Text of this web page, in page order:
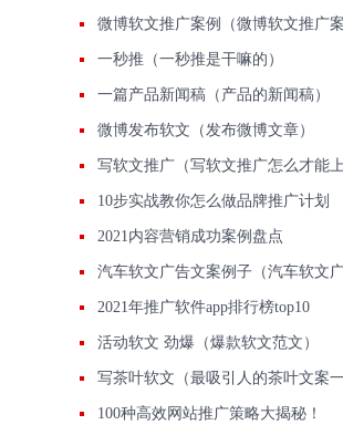
微博软文推广案例（微博软文推广案
一秒推（一秒推是干嘛的）
一篇产品新闻稿（产品的新闻稿）
微博发布软文（发布微博文章）
写软文推广（写软文推广怎么才能上
10步实战教你怎么做品牌推广计划
2021内容营销成功案例盘点
2021年推广软件app排行榜top10
活动软文 劲爆（爆款软文范文）
写茶叶软文（最吸引人的茶叶文案一
100种高效网站推广策略大揭秘！